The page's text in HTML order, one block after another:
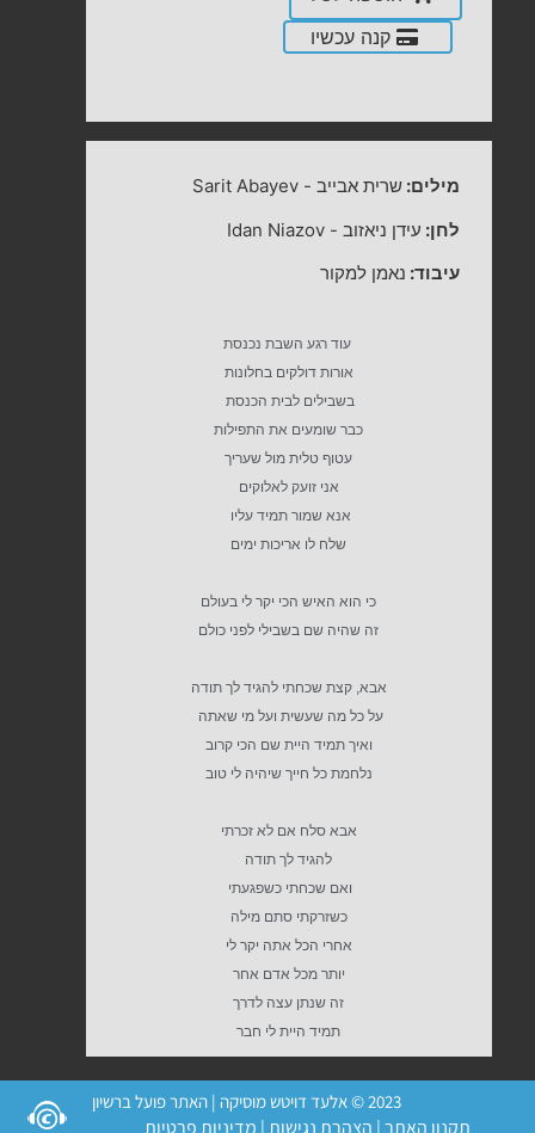
קנה עכשיו
מילים:שרית אבייב -
Sarit Abayev
לחן: עידן ניאזוב -
Idan Niazov
עיבוד: נאמן למקור
עוד רגע השבת נכנסת
אורות דולקים בחלונות
בשבילים לבית הכנסת
כבר שומעים את התפילות
עטוף טלית מול שעריך
אני זועק לאלוקים
אנא שמור תמיד עליו
שלח לו אריכות ימים
כי הוא האיש הכי יקר לי בעולם
זה שהיה שם בשבילי לפני כולם
אבא, קצת שכחתי להגיד לך תודה
על כל מה שעשית ועל מי שאתה
ואיך תמיד היית שם הכי קרוב
נלחמת כל חייך שיהיה לי טוב
אבא סלח אם לא זכרתי
להגיד לך תודה
ואם שכחתי כשפגעתי
כשזרקתי סתם מילה
אחרי הכל אתה יקר לי
יותר מכל אדם אחר
זה שנתן עצה לדרך
תמיד היית לי חבר
2023 © אלעד דויטש מוסיקה | האתר פועל ברשיון
תקנון האתר| הצהרת נגישות | מדיניות פרטיות